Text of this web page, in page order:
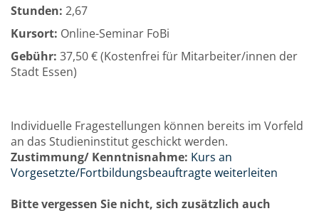
Stunden: 2,67
Kursort: Online-Seminar FoBi
Gebühr: 37,50 € (Kostenfrei für Mitarbeiter/innen der
Stadt Essen)
Individuelle Fragestellungen können bereits im Vorfeld
an das Studieninstitut geschickt werden.
Zustimmung/ Kenntnisnahme: Kurs an
Vorgesetzte/Fortbildungsbeauftragte weiterleiten
Bitte vergessen Sie nicht, sich zusätzlich auch